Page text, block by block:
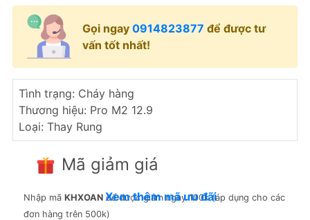
Gọi ngay 0914823877 để được tư
vấn tốt nhất!
Tình trạng: Cháy hàng
Thương hiệu: Pro M2 12.9
Loại: Thay Rung
Mã giảm giá
Nhập mã KHXOAN để được giảm ngay 100k (áp dụng cho các
đơn hàng trên 500k)
Xem thêm mã ưu đãi